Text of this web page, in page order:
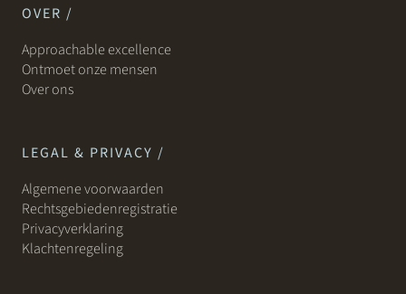
OVER /
Approachable excellence
Ontmoet onze mensen
Over ons
LEGAL & PRIVACY /
Algemene voorwaarden
Rechtsgebiedenregistratie
Privacyverklaring
Klachtenregeling